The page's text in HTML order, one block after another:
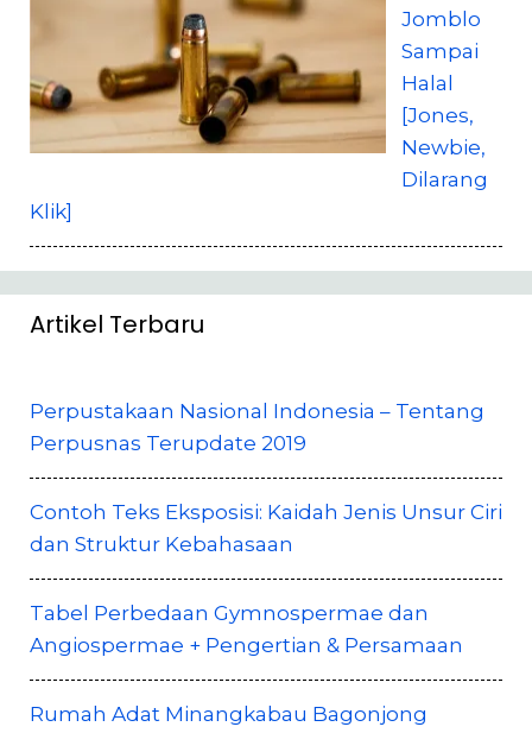
Jomblo
Sampai
Halal
[Jones,
Newbie,
Dilarang
Klik]
Artikel Terbaru
Perpustakaan Nasional Indonesia – Tentang
Perpusnas Terupdate 2019
Contoh Teks Eksposisi: Kaidah Jenis Unsur Ciri
dan Struktur Kebahasaan
Tabel Perbedaan Gymnospermae dan
Angiospermae + Pengertian & Persamaan
Rumah Adat Minangkabau Bagonjong